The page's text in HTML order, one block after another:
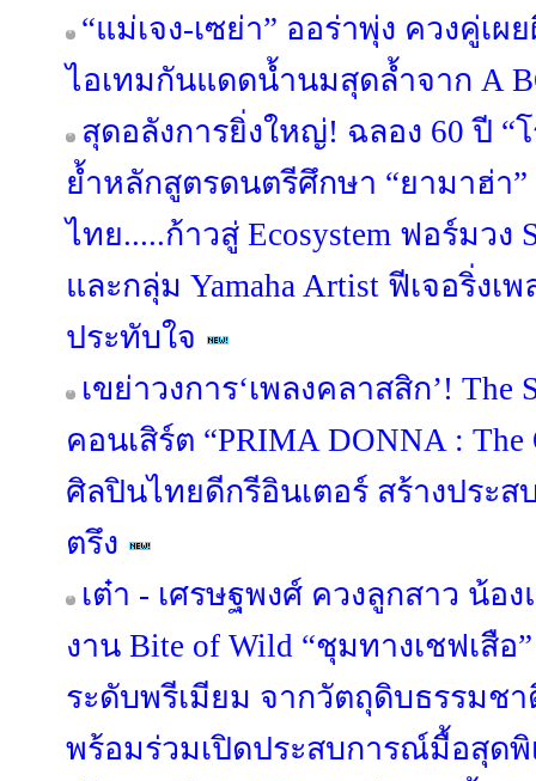
“แม่เจง-เซย่า” ออร่าพุ่ง ควงคู่เ
ไอเทมกันแดดน้ำนมสุดล้ำจาก A
สุดอลังการยิ่งใหญ่! ฉลอง 60 ปี “
ย้ำหลักสูตรดนตรีศึกษา “ยามาฮ่า”
ไทย.....ก้าวสู่ Ecosystem ฟอร์มวง
และกลุ่ม Yamaha Artist ฟีเจอริ่งเ
ประทับใจ
เขย่าวงการ‘เพลงคลาสสิก’! The
คอนเสิร์ต “PRIMA DONNA : The
ศิลปินไทยดีกรีอินเตอร์ สร้างประส
ตรึง
เต๋า - เศรษฐพงศ์ ควงลูกสาว น้อ
งาน Bite of Wild “ชุมทางเชฟเสื
ระดับพรีเมียม จากวัตถุดิบธรรมช
พร้อมร่วมเปิดประสบการณ์มื้อสุดพิ